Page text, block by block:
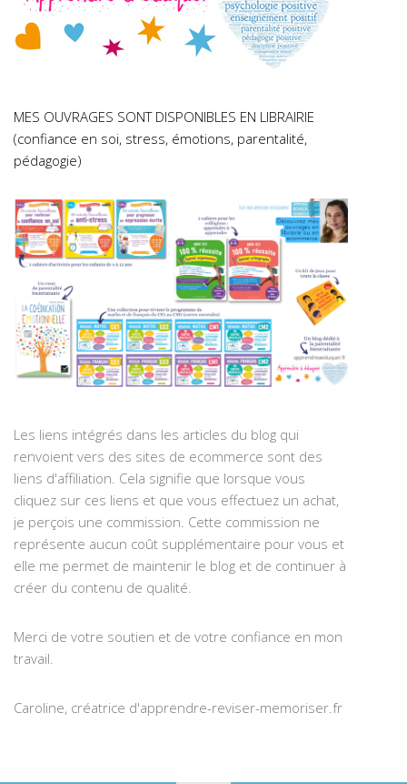
MES OUVRAGES SONT DISPONIBLES EN LIBRAIRIE
(confiance en soi, stress, émotions, parentalité,
pédagogie)
Les liens intégrés dans les articles du blog qui
renvoient vers des sites de ecommerce sont des
liens d'affiliation. Cela signifie que lorsque vous
cliquez sur ces liens et que vous effectuez un achat,
je perçois une commission. Cette commission ne
représente aucun coût supplémentaire pour vous et
elle me permet de maintenir le blog et de continuer à
créer du contenu de qualité.
Merci de votre soutien et de votre confiance en mon
travail.
Caroline, créatrice d'apprendre-reviser-memoriser.fr